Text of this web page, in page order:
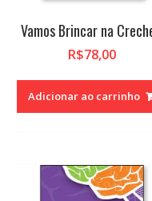
Vamos Brincar na
R$78,00
Adicionar ao carrinho